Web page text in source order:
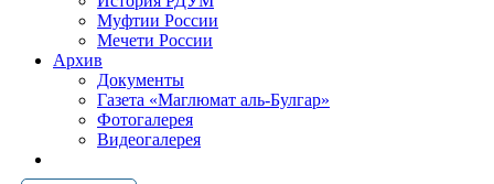
Муфтии России
Мечети России
Архив
Документы
Газета «Маглюмат аль-Булгар»
Фотогалерея
Видеогалерея